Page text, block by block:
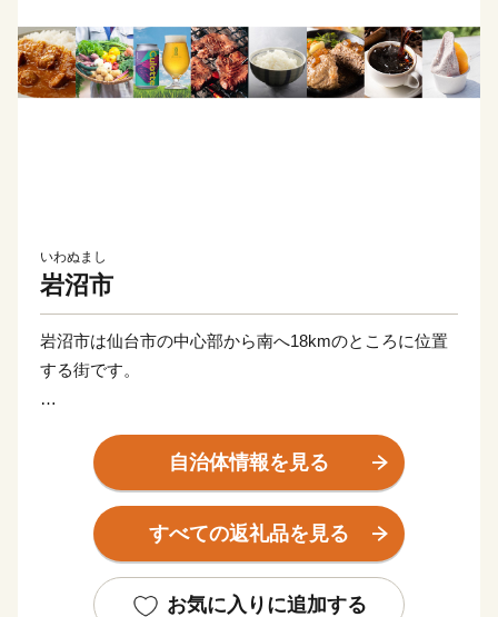
いわぬまし
岩沼市
岩沼市は仙台市の中心部から南へ18kmのところに位置
する街です。
も言われ、江戸時代には東（あずま）街道、奥州（おう
しゅう）街道、陸前浜街道（りくぜんはまかいどう）と
いった旧街道の「宿場町」として賑わっていたと伝えら
れており、日本三稲荷のひとつとも言われる竹駒神社の
は阿武隈川を行き交う水運の拠点としても栄える街でし
自治体情報を見る
すべての返礼品を見る
お気に入りに追加する